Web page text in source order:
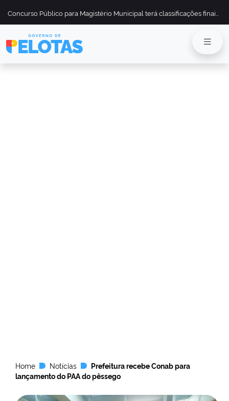
Home Notícias
Prefeitura recebe Conab para
lançamento do PAA do pêssego